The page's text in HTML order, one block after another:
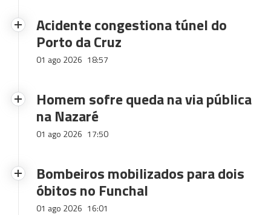
Acidente congestiona túnel do
Porto da Cruz
01 ago 2026 18:57
Homem sofre queda na via pública
na Nazaré
01 ago 2026 17:50
Bombeiros mobilizados para dois
óbitos no Funchal
01 ago 2026 16:01